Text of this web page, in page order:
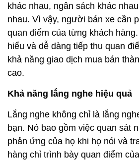
khác nhau, ngân sách khác
nhau. Vì vậy, người bán xe cần
quan điểm của từng khách
hiểu và dễ dàng tiếp thu quan
khả năng giao dịch mua bán
cao.
Khả năng lắng nghe hiệu quả
Lắng nghe không chỉ là lắng
bạn. Nó bao gồm việc quan sát
phản ứng của họ khi họ nói và
hàng chỉ trình bày quan điểm